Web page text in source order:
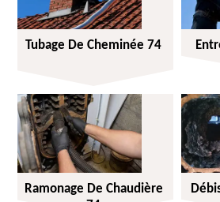
Tubage De Cheminée 74
Ramonage De Chaudière